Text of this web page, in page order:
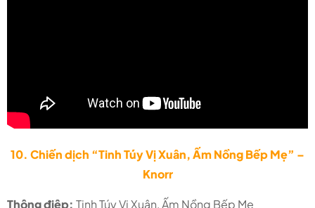
10. Chiến dịch “Tinh Túy Vị Xuân, Ấm Nồng Bếp Mẹ” –
Knorr
Thông điệp: Tinh Túy Vị Xuân, Ấm Nồng Bếp Mẹ